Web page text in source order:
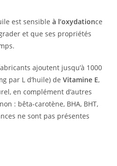
est sensibleà l’oxydationce
et que ses propriétés
ajoutent jusqu’à 1000
par L d’huile) deVitamine E,
en complément d’autres
: bêta-carotène, BHA, BHT,
ne sont pas présentes